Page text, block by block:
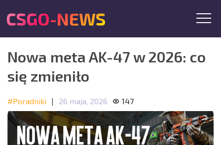
CSGO-NEWS
Nowa meta AK-47 w 2026: co
się zmieniło
#Poradniki | 26 maja, 2026 147